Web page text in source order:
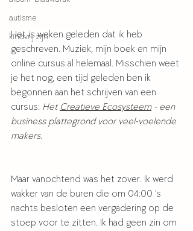
autisme
kindvrij zijn
Het is weken geleden dat ik heb
geschreven. Muziek, mijn boek en mijn
online cursus al helemaal. Misschien weet
je het nog, een tijd geleden ben ik
begonnen aan het schrijven van een
cursus: Het Creatieve Ecosysteem - een
business plattegrond voor veel-voelende
makers.
Maar vanochtend was het zover. Ik werd
wakker van de buren die om 04:00 's
nachts besloten een vergadering op de
stoep voor te zitten. Ik had geen zin om